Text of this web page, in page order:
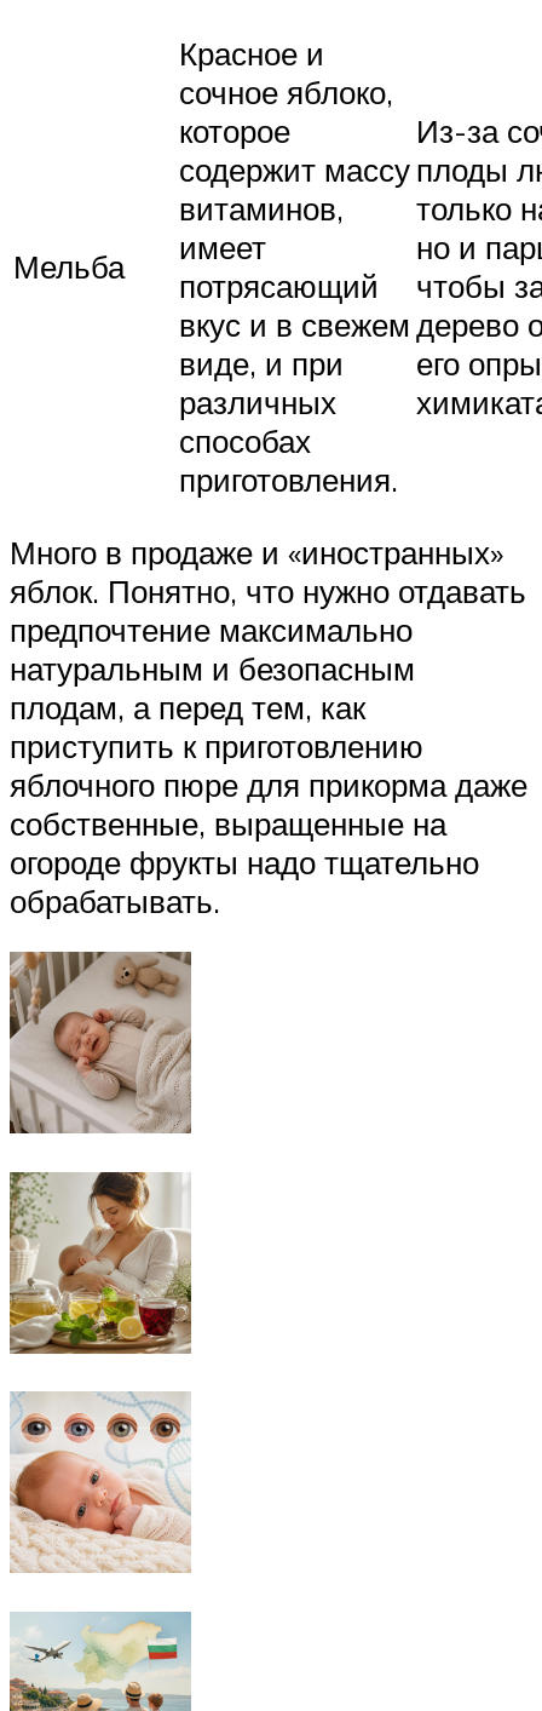
Мельба
Красное и
сочное яблоко,
которое
содержит массу
витаминов,
имеет
потрясающий
вкус и в свежем
виде, и при
различных
способах
приготовления.
Из-за
плоды
только
но и
чтобы
дерево
его
Много в продаже и «иностранных»
яблок. Понятно, что нужно отдавать
предпочтение максимально
натуральным и безопасным
плодам, а перед тем, как
приступить к приготовлению
яблочного пюре для прикорма даже
собственные, выращенные на
огороде фрукты надо тщательно
обрабатывать.